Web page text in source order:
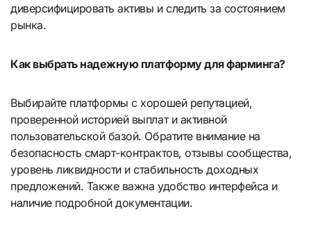
диверсифицировать активы и следить за состоянием
рынка.
Как выбрать надежную платформу для фарминга?
Выбирайте платформы с хорошей репутацией,
проверенной историей выплат и активной
пользовательской базой. Обратите внимание на
безопасность смарт-контрактов, отзывы сообщества,
уровень ликвидности и стабильность доходных
предложений. Также важна удобство интерфейса и
наличие подробной документации.